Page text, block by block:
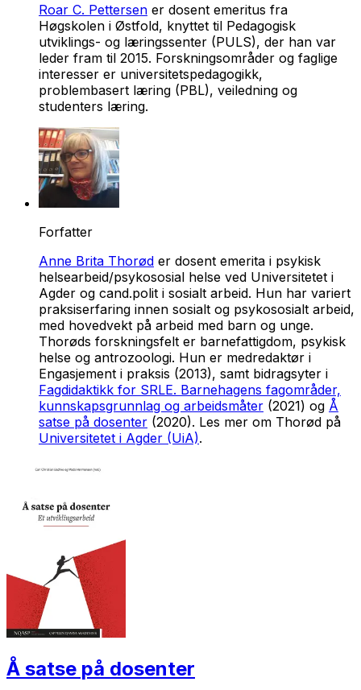
Roar C. Pettersen er dosent emeritus fra
Høgskolen i Østfold, knyttet til Pedagogisk
utviklings- og læringssenter (PULS), der han var
leder fram til 2015. Forskningsområder og faglige
interesser er universitetspedagogikk,
problembasert læring (PBL), veiledning og
studenters læring.
Forfatter
Anne Brita Thorød er dosent emerita i psykisk
helsearbeid/psykososial helse ved Universitetet i
Agder og cand.polit i sosialt arbeid. Hun har variert
praksiserfaring innen sosialt og psykososialt arbeid,
med hovedvekt på arbeid med barn og unge.
Thorøds forskningsfelt er barnefattigdom, psykisk
helse og antrozoologi. Hun er medredaktør i
Engasjement i praksis (2013), samt bidragsyter i
Fagdidaktikk for SRLE. Barnehagens fagområder,
kunnskapsgrunnlag og arbeidsmåter (2021) og Å
satse på dosenter (2020). Les mer om Thorød på
Universitetet i Agder (UiA).
Å satse på dosenter